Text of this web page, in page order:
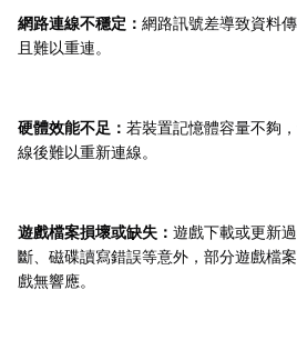
網路連線不穩定： 網路訊號差導致資料
且難以重連。
硬體效能不足： 若裝置記憶體容量不夠
線後難以重新連線。
遊戲檔案損壞或缺失： 遊戲下載或更新
斷、磁碟讀寫錯誤等意外，部分遊戲檔
戲無響應。